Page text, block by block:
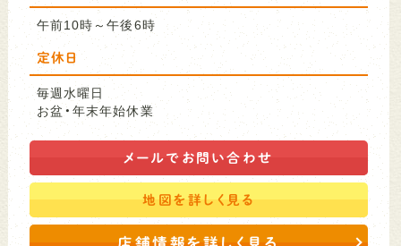
午前10時～午後6時
定休日
毎週水曜日
お盆・年末年始休業
メールで お問い合わせ
地図を詳しく見る
店舗情報を詳しく見る